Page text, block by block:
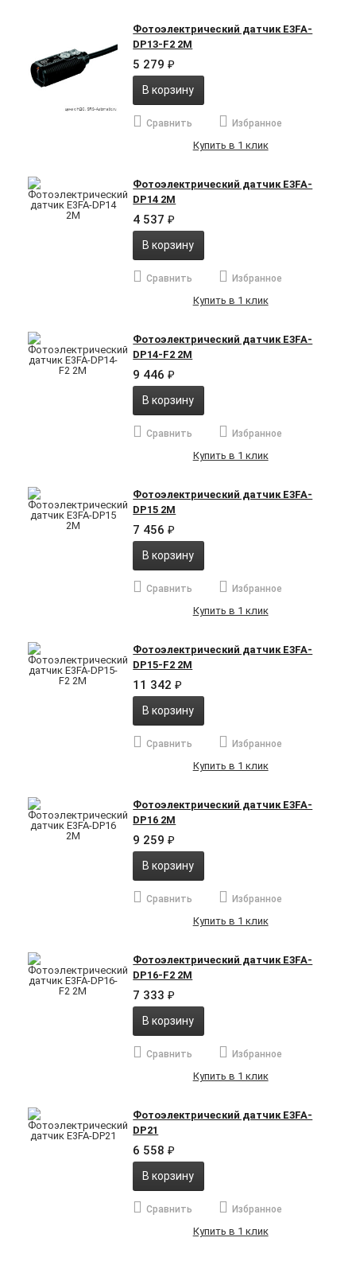
Фотоэлектрический датчик E3FA-
DP13-F2 2M
5 279₽
В корзину
Сравнить Избранное
Купить в 1 клик
Фотоэлектрический датчик E3FA-
DP14 2M
4 537₽
В корзину
Сравнить Избранное
Купить в 1 клик
Фотоэлектрический датчик E3FA-
DP14-F2 2M
9 446₽
В корзину
Сравнить Избранное
Купить в 1 клик
Фотоэлектрический датчик E3FA-
DP15 2M
7 456₽
В корзину
Сравнить Избранное
Купить в 1 клик
Фотоэлектрический датчик E3FA-
DP15-F2 2M
11 342₽
В корзину
Сравнить Избранное
Купить в 1 клик
Фотоэлектрический датчик E3FA-
DP16 2M
9 259₽
В корзину
Сравнить Избранное
Купить в 1 клик
Фотоэлектрический датчик E3FA-
DP16-F2 2M
7 333₽
В корзину
Сравнить Избранное
Купить в 1 клик
Фотоэлектрический датчик E3FA-
DP21
6 558₽
В корзину
Сравнить Избранное
Купить в 1 клик